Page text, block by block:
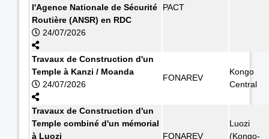
l'Agence Nationale de Sécurité
Routière (ANSR) en RDC
24/07/2026
PACT
Travaux de Construction d'un
Temple à Kanzi / Moanda
24/07/2026
FONAREV
Kongo
Central
Travaux de Construction d'un
Temple combiné d'un mémorial
à Luozi
FONAREV
Luozi
(Kongo-